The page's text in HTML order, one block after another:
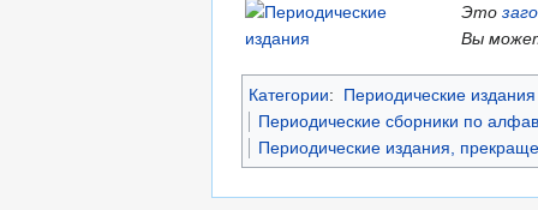
Это
Вы
Категории:
Периодические
Периодические сборники по
Периодические издания,